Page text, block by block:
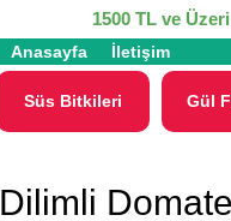
1500 TL ve
Anasayfa İletişim
Süs Bitkileri Gül
Dilimli